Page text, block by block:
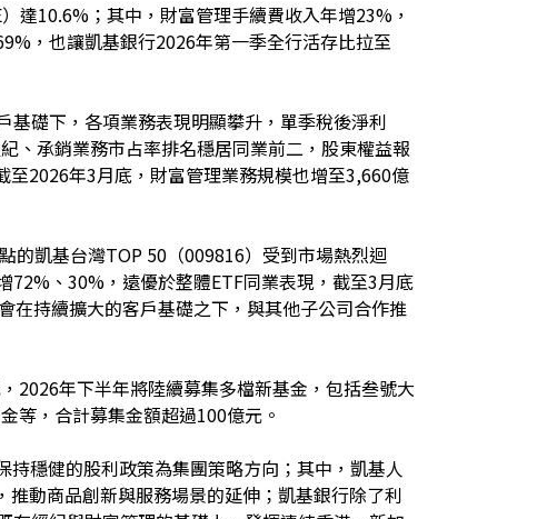
達10.6%；其中，財富管理手續費收入年增23%，
，也讓凱基銀行2026年第一季全行活存比拉至
礎下，各項業務表現明顯攀升，單季稅後淨利
、承銷業務市占率排名穩居同業前二，股東權益報
2026年3月底，財富管理業務規模也增至3,660億
的凱基台灣TOP 50（009816）受到市場熱烈迴
、30%，遠優於整體ETF同業表現，截至3月底
在持續擴大的客戶基礎之下，與其他子公司合作推
2026年下半年將陸續募集多檔新基金，包括叁號大
等，合計募集金額超過100億元。
穩健的股利政策為集團策略方向；其中，凱基人
動商品創新與服務場景的延伸；凱基銀行除了利